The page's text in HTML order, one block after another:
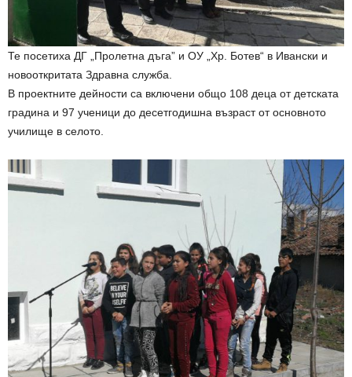
Те посетиха ДГ „Пролетна дъга” и ОУ „Хр. Ботев“ в Ивански и
новооткритата Здравна служба.
В проектните дейности са включени общо 108 деца от детската
градина и 97 ученици до десетгодишна възраст от основното
училище в селото.